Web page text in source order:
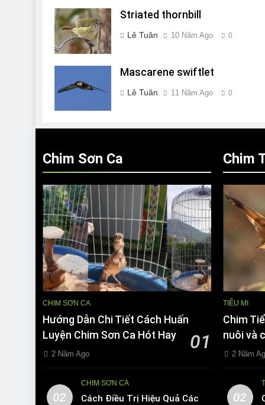
Striated thornbill
Lê Tuân 10 Năm Ago 0
Mascarene swiftlet
Lê Tuân 11 Năm Ago 0
Chim Sơn Ca
CHIM SƠN CA
Hướng Dẫn Chi Tiết Cách Huấn
Luyện Chim Sơn Ca Hót Hay
01
2 Năm Ago
02
CHIM SƠN CA
Cách Điều Trị Hiệu Quả Các
Chim
TIỂU MI
Chim
nuôi và
2 Năm
02